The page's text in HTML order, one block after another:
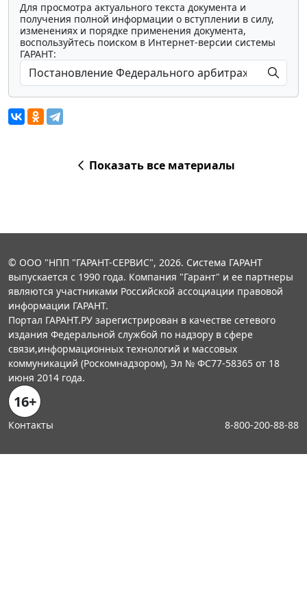
Для просмотра актуального текста документа и
получения полной информации о вступлении в силу,
изменениях и порядке применения документа,
воспользуйтесь поиском в Интернет-версии системы
ГАРАНТ:
Показать все материалы
© ООО "НПП "ГАРАНТ-СЕРВИС", 2026. Система ГАРАНТ
выпускается с 1990 года. Компания "Гарант" и ее партнеры
являются участниками Российской ассоциации правовой
информации ГАРАНТ.
Портал ГАРАНТ.РУ зарегистрирован в качестве сетевого
издания Федеральной службой по надзору в сфере
связи,информационных технологий и массовых
коммуникаций (Роскомнадзором), Эл № ФС77-58365 от 18
июня 2014 года.
16+
Контакты 8-800-200-88-88